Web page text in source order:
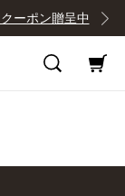
ーポン贈呈中